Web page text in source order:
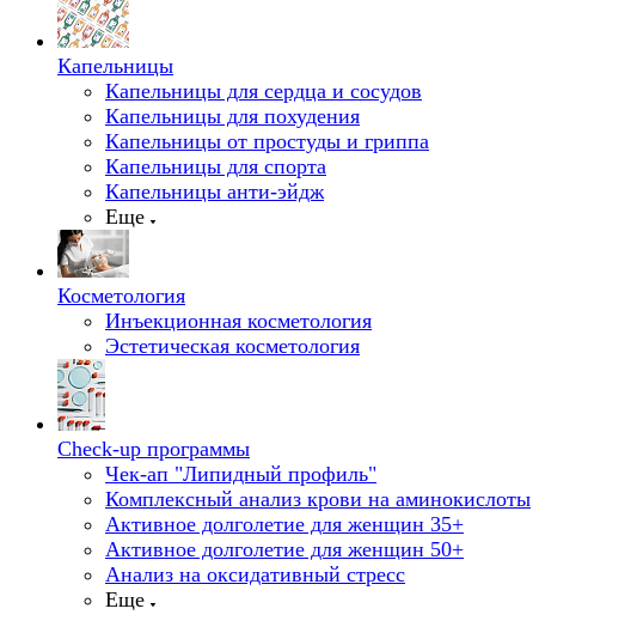
Капельницы
Капельницы для сердца и сосудов
Капельницы для похудения
Капельницы от простуды и гриппа
Капельницы для спорта
Капельницы анти-эйдж
Еще
Косметология
Инъекционная косметология
Эстетическая косметология
Check-up программы
Чек-ап "Липидный профиль"
Комплексный анализ крови на аминокислоты
Активное долголетие для женщин 35+
Активное долголетие для женщин 50+
Анализ на оксидативный стресс
Еще